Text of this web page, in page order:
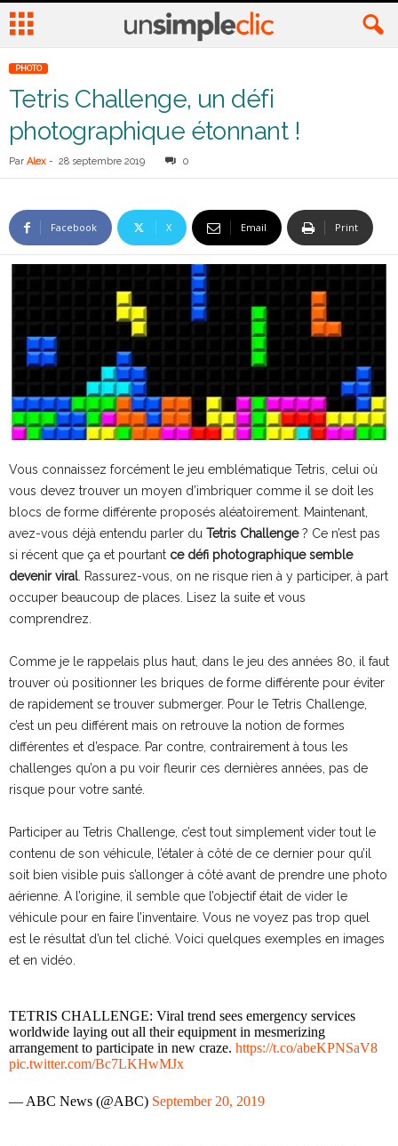
PHOTO
Tetris Challenge, un défi
photographique étonnant !
Par Alex - 28 septembre 2019 0
Facebook X Email Print
Vous connaissez forcément le jeu emblématique Tetris, celui où
vous devez trouver un moyen d’imbriquer comme il se doit les
blocs de forme différente proposés aléatoirement. Maintenant,
avez-vous déjà entendu parler du Tetris Challenge? Ce n’est pas
si récent que ça et pourtant ce défi photographique semble
devenir viral. Rassurez-vous, on ne risque rien à y participer, à part
occuper beaucoup de places. Lisez la suite et vous
comprendrez.
Comme je le rappelais plus haut, dans le jeu des années 80, il faut
trouver où positionner les briques de forme différente pour éviter
de rapidement se trouver submerger. Pour le Tetris Challenge,
c’est un peu différent mais on retrouve la notion de formes
différentes et d’espace. Par contre, contrairement à tous les
challenges qu’on a pu voir fleurir ces dernières années, pas de
risque pour votre santé.
Participer au Tetris Challenge, c’est tout simplement vider tout le
contenu de son véhicule, l’étaler à côté de ce dernier pour qu’il
soit bien visible puis s’allonger à côté avant de prendre une photo
aérienne. A l’origine, il semble que l’objectif était de vider le
véhicule pour en faire l’inventaire. Vous ne voyez pas trop quel
est le résultat d’un tel cliché. Voici quelques exemples en images
et en vidéo.
TETRIS CHALLENGE: Viral trend sees emergency services
worldwide laying out all their equipment in mesmerizing
arrangement to participate in new craze. https://t.co/abeKPNSaV8
pic.twitter.com/Bc7LKHwMJx
— ABC News (@ABC) September 20, 2019